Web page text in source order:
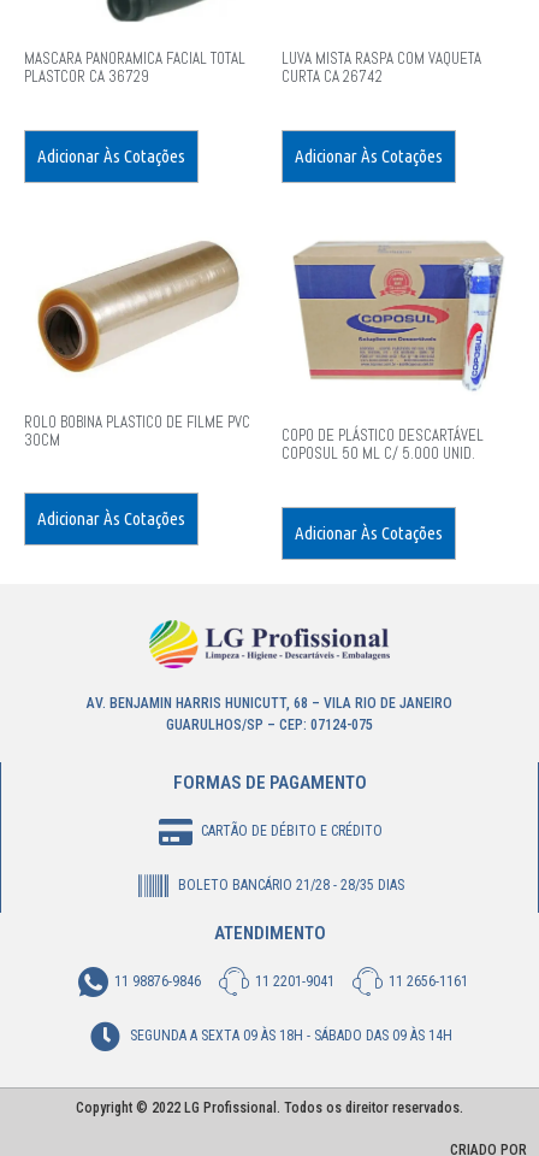
MASCARA PANORAMICA FACIAL TOTAL
PLASTCOR CA 36729
Adicionar Às Cotações
LUVA MISTA RASPA COM VAQUETA
CURTA CA 26742
Adicionar Às Cotações
ROLO BOBINA PLASTICO DE FILME PVC
30CM
Adicionar Às Cotações
COPO DE PLÁSTICO DESCARTÁVEL
COPOSUL 50 ML C/ 5.000 UNID.
Adicionar Às Cotações
AV. BENJAMIN HARRIS HUNICUTT, 68 – VILA RIO DE JANEIRO
GUARULHOS/SP – CEP: 07124-075
FORMAS DE PAGAMENTO
CARTÃO DE DÉBITO E CRÉDITO
BOLETO BANCÁRIO 21/28 - 28/35 DIAS
ATENDIMENTO
11 98876-9846 11 2201-9041 11 2656-1161
SEGUNDA A SEXTA 09 ÀS 18H - SÁBADO DAS 09 ÀS 14H
Copyright © 2022 LG Profissional. Todos os direitor reservados.
CRIADO POR